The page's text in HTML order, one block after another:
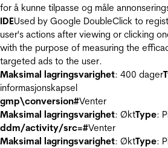
for å kunne tilpasse og måle
IDEUsed by Google DoubleClick to
user's actions after viewing or clicking
with the purpose of measuring the
targeted ads to the user.
Maksimal lagringsvarighet: 400 dager
informasjonskapsel
gmp\conversion#Venter
Maksimal lagringsvarighet: ØktType:
ddm/activity/src=#Venter
Maksimal lagringsvarighet: ØktType: